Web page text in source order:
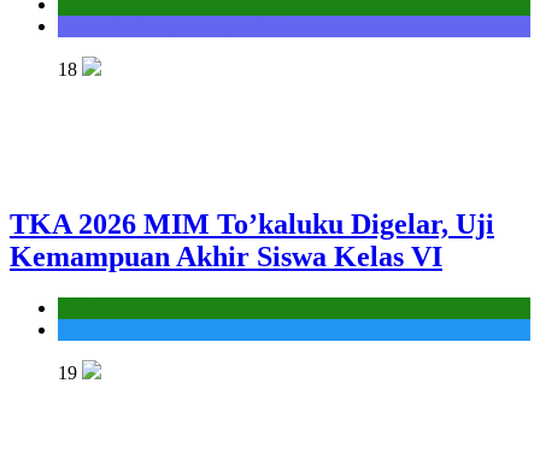
18
TKA 2026 MIM To’kaluku Digelar, Uji
Kemampuan Akhir Siswa Kelas VI
19